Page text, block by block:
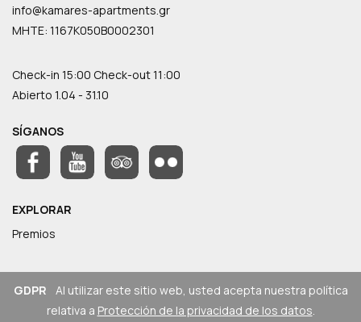
info@kamares-apartments.gr
ΜΗΤΕ: 1167K050B0002301
Check-in 15:00 Check-out 11:00
Abierto 1.04 - 31.10
SÍGANOS
EXPLORAR
Premios
GDPR
Al utilizar este sitio web, usted acepta nuestra política
relativa a Protección de la privacidad de los datos.